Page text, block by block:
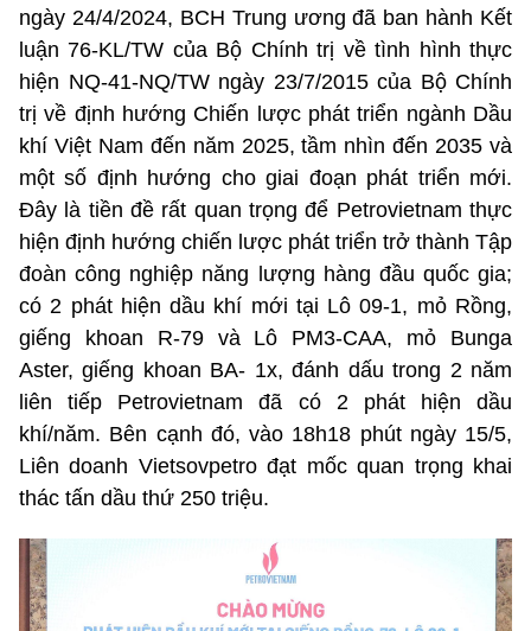
ngày 24/4/2024, BCH Trung ương đã ban hành Kết
luận 76-KL/TW của Bộ Chính trị về tình hình thực
hiện NQ-41-NQ/TW ngày 23/7/2015 của Bộ Chính
trị về định hướng Chiến lược phát triển ngành Dầu
khí Việt Nam đến năm 2025, tầm nhìn đến 2035 và
một số định hướng cho giai đoạn phát triển mới.
Đây là tiền đề rất quan trọng để Petrovietnam thực
hiện định hướng chiến lược phát triển trở thành Tập
đoàn công nghiệp năng lượng hàng đầu quốc gia;
có 2 phát hiện dầu khí mới tại Lô 09-1, mỏ Rồng,
giếng khoan R-79 và Lô PM3-CAA, mỏ Bunga
Aster, giếng khoan BA- 1x, đánh dấu trong 2 năm
liên tiếp Petrovietnam đã có 2 phát hiện dầu
khí/năm. Bên cạnh đó, vào 18h18 phút ngày 15/5,
Liên doanh Vietsovpetro đạt mốc quan trọng khai
thác tấn dầu thứ 250 triệu.